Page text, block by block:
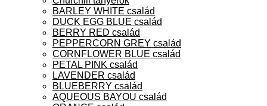
BARLEY WHITE család
DUCK EGG BLUE család
BERRY RED család
PEPPERCORN GREY család
CORNFLOWER BLUE család
PETAL PINK család
LAVENDER család
BLUEBERRY család
AQUEOUS BAYOU család